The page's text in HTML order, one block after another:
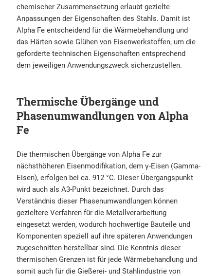
chemischer Zusammensetzung erlaubt gezielte
Anpassungen der Eigenschaften des Stahls. Damit ist
Alpha Fe entscheidend für die Wärmebehandlung und
das Härten sowie Glühen von Eisenwerkstoffen, um die
geforderte technischen Eigenschaften entsprechend
dem jeweiligen Anwendungszweck sicherzustellen.
Thermische Übergänge und
Phasenumwandlungen von Alpha
Fe
Die thermischen Übergänge von Alpha Fe zur
nächsthöheren Eisenmodifikation, dem γ-Eisen (Gamma-
Eisen), erfolgen bei ca. 912 °C. Dieser Übergangspunkt
wird auch als A3-Punkt bezeichnet. Durch das
Verständnis dieser Phasenumwandlungen können
gezieltere Verfahren für die Metallverarbeitung
eingesetzt werden, wodurch hochwertige Bauteile und
Komponenten speziell auf ihre späteren Anwendungen
zugeschnitten herstellbar sind. Die Kenntnis dieser
thermischen Grenzen ist für jede Wärmebehandlung und
somit auch für die Gießerei- und Stahlindustrie von